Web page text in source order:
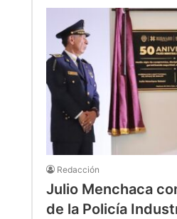
Redacción
Julio Menchaca
de la Policía